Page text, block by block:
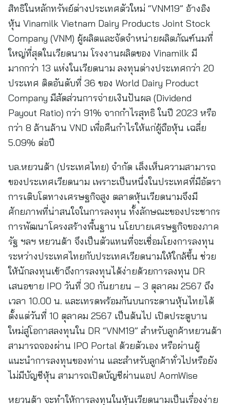
สิทธิในหลักทรัพย์ต่างประเทศตัวใหม่ “VNM19” อ้างอิง
หุ้น Vinamilk Vietnam Dairy Products Joint Stock
Company (VNM) ผู้ผลิตและจัดจำหน่ายผลิตภัณฑ์นมที่
ใหญ่ที่สุดในเวียดนาม โรงงานผลิตของ Vinamilk มี
มากกว่า 13 แห่งในเวียดนาม ลงทุนต่างประเทศกว่า 20
ประเทศ ติดอันดับที่ 36 ของ World Dairy Product
Company มีสัดส่วนการจ่ายเงินปันผล (Dividend
Payout Ratio) กว่า 91% จากกำไรสุทธิ ในปี 2023 หรือ
กว่า 8 ล้านล้าน VND เพื่อคืนกำไรให้แก่ผู้ถือหุ้น เฉลี่ย
5.09% ต่อปี
บล.หยวนต้า (ประเทศไทย) จำกัด เล็งเห็นความสามารถ
ของประเทศเวียดนาม เพราะเป็นหนึ่งในประเทศที่มีอัตรา
การเติบโตทางเศรษฐกิจสูง ตลาดหุ้นเวียดนามจึงมี
ศักยภาพที่น่าสนใจในการลงทุน ทั้งลักษณะของประชากร
การพัฒนาโครงสร้างพื้นฐาน นโยบายเศรษฐกิจของภาค
รัฐ ฯลฯ หยวนต้า จึงเป็นตัวแทนที่จะเชื่อมโยงการลงทุน
ระหว่างประเทศไทยกับประเทศเวียดนามให้ใกล้ขึ้น ช่วย
ให้นักลงทุนเข้าถึงการลงทุนได้ง่ายด้วยการลงทุน DR
เสนอขาย IPO วันที่ 30 กันยายน – 3 ตุลาคม 2567 ถึง
เวลา 10.00 น. และเทรดพร้อมกันบนกระดานหุ้นไทยได้
ตั้งแต่วันที่ 10 ตุลาคม 2567 เป็นต้นไป เปิดประตูบาน
ใหม่สู่โอกาสลงทุนใน DR “VNM19” สำหรับลูกค้าหยวนต้า
สามารถจองผ่าน IPO Portal ด้วยตัวเอง หรือผ่านผู้
แนะนำการลงทุนของท่าน และสำหรับลูกค้าทั่วไปหรือยัง
ไม่มีบัญชีหุ้น สามารถเปิดบัญชีผ่านแอป AomWise
หยวนต้า จะทำให้การลงทุนในหุ้นเวียดนามเป็นเรื่องง่าย